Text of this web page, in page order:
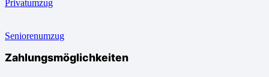
Privatumzug
Seniorenumzug
Zahlungsmöglichkeiten